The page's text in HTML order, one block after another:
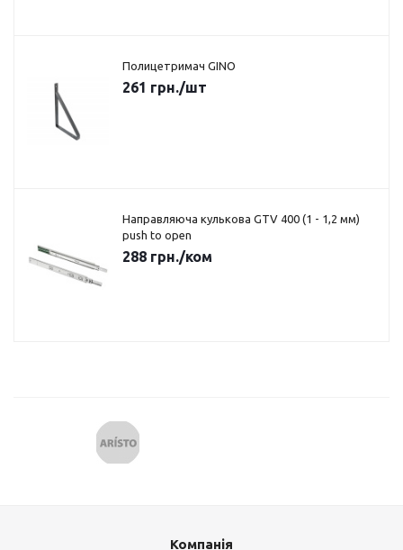
Полицетримач GINO
261 грн./шт
Направляюча кулькова GTV 400 (1 - 1,2 мм)
push to open
288 грн./ком
Компанія